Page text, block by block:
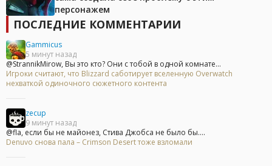
персонажем
ПОСЛЕДНИЕ КОММЕНТАРИИ
Gammicus
5 минут назад
@StrannikMirow, Вы это кто? Они с тобой в одной комнате...
Игроки считают, что Blizzard саботирует вселенную Overwatch
нехваткой одиночного сюжетного контента
zecup
9 минут назад
@fla, если бы не майонез, Стива Джобса не было бы....
Denuvo снова пала – Crimson Desert тоже взломали